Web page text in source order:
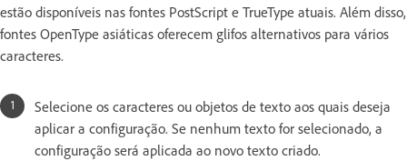
estão disponíveis nas fontes PostScript e TrueType atuais. Além disso,
fontes OpenType asiáticas oferecem glifos alternativos para vários
caracteres.
Selecione os caracteres ou objetos de texto aos quais deseja
aplicar a configuração. Se nenhum texto for selecionado, a
configuração será aplicada ao novo texto criado.